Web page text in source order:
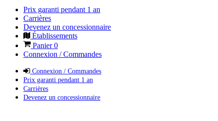
Prix garanti pendant 1 an
Carrières
Devenez un concessionnaire
Établissements
Panier0
Connexion / Commandes
Connexion / Commandes
Prix garanti pendant 1 an
Carrières
Devenez un concessionnaire